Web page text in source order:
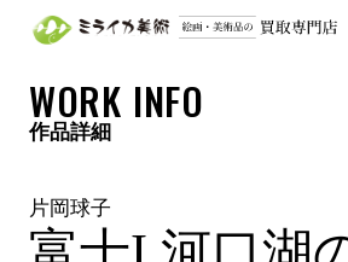
WORK INFO
作品詳細
片岡球子